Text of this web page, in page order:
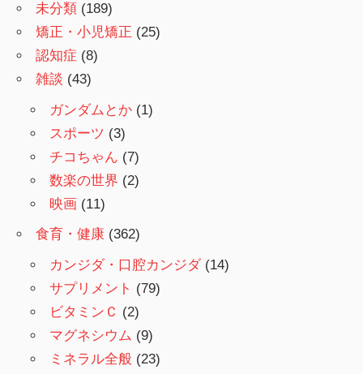
未分類 (189)
矯正・小児矯正 (25)
認知症 (8)
雑談 (43)
ガンダムとか (1)
スポーツ (3)
チコちゃん (7)
数楽の世界 (2)
映画 (11)
食育・健康 (362)
カンジダ・口腔カンジダ(14)
サプリメント (79)
ビタミンＣ (2)
マグネシウム (9)
ミネラル全般 (23)